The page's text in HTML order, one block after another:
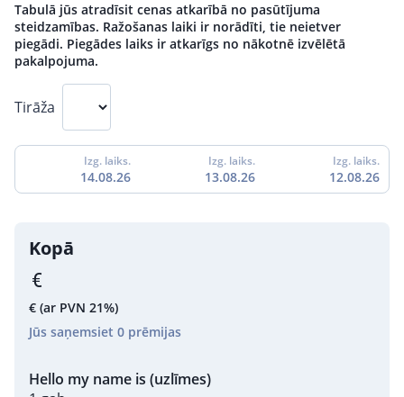
Tabulā jūs atradīsit cenas atkarībā no pasūtījuma
steidzamības. Ražošanas laiki ir norādīti, tie neietver
piegādi. Piegādes laiks ir atkarīgs no nākotnē izvēlētā
pakalpojuma.
Tirāža
Izg. laiks.
14.08.26
Izg. laiks.
13.08.26
Izg. laiks.
12.08.26
Kopā
€ (ar PVN 21%)
Jūs saņemsiet 0 prēmijas
Hello my name is (uzlīmes)